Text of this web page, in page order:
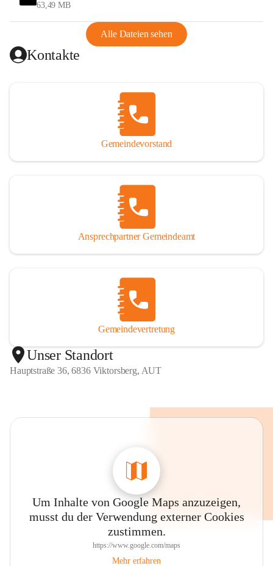
63,49 MB
Alle Dateien sehen
Kontakte
Gemeindevorstand
Ansprechpartner Gemeindeamt
Gemeindevertretung
Unser Standort
Hauptstraße 36, 6836 Viktorsberg, AUT
Um Inhalte von Google Maps anzuzeigen,
musst du der Verwendung externer Cookies
zustimmen.
https://www.google.com/maps
Mehr erfahren